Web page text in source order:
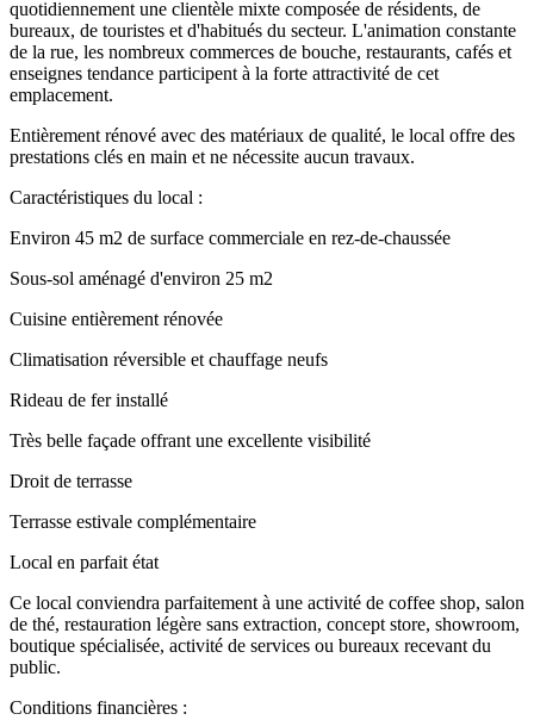
quotidiennement une clientèle mixte composée de résidents, de
bureaux, de touristes et d'habitués du secteur. L'animation constante
de la rue, les nombreux commerces de bouche, restaurants, cafés et
enseignes tendance participent à la forte attractivité de cet
emplacement.
Entièrement rénové avec des matériaux de qualité, le local offre des
prestations clés en main et ne nécessite aucun travaux.
Caractéristiques du local :
Environ 45 m2 de surface commerciale en rez-de-chaussée
Sous-sol aménagé d'environ 25 m2
Cuisine entièrement rénovée
Climatisation réversible et chauffage neufs
Rideau de fer installé
Très belle façade offrant une excellente visibilité
Droit de terrasse
Terrasse estivale complémentaire
Local en parfait état
Ce local conviendra parfaitement à une activité de coffee shop, salon
de thé, restauration légère sans extraction, concept store, showroom,
boutique spécialisée, activité de services ou bureaux recevant du
public.
Conditions financières :